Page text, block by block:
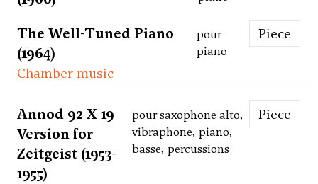
The Well-Tuned Piano
(1964)
pour
piano
Piece
Chamber music
Annod 92 X 19
Version for
Zeitgeist (1953-
1955)
pour saxophone alto,
vibraphone, piano,
basse, percussions
Piece